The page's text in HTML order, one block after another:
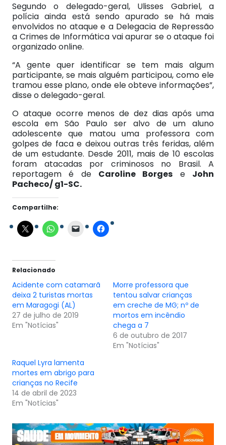
Segundo o delegado-geral, Ulisses Gabriel, a
polícia ainda está sendo apurado se há mais
envolvidos no ataque e a Delegacia de Repressão
a Crimes de Informática vai apurar se o ataque foi
organizado online.
“A gente quer identificar se tem mais algum
participante, se mais alguém participou, como ele
tramou esse plano, onde ele obteve informações”,
disse o delegado-geral.
O ataque ocorre menos de dez dias após uma
escola em São Paulo ser alvo de um aluno
adolescente que matou uma professora com
golpes de faca e deixou outras três feridas, além
de um estudante. Desde 2011, mais de 10 escolas
foram atacadas por criminosos no Brasil. A
reportagem é de Caroline Borges e John
Pacheco/ g1-SC.
Compartilhe:
Relacionado
Acidente com catamarã
deixa 2 turistas mortas
em Maragogi (AL)
27 de julho de 2019
Em "Notícias"
Morre professora que
tentou salvar crianças
em creche de MG; nº de
mortos em incêndio
chega a 7
6 de outubro de 2017
Em "Notícias"
Raquel Lyra lamenta
mortes em abrigo para
crianças no Recife
14 de abril de 2023
Em "Notícias"